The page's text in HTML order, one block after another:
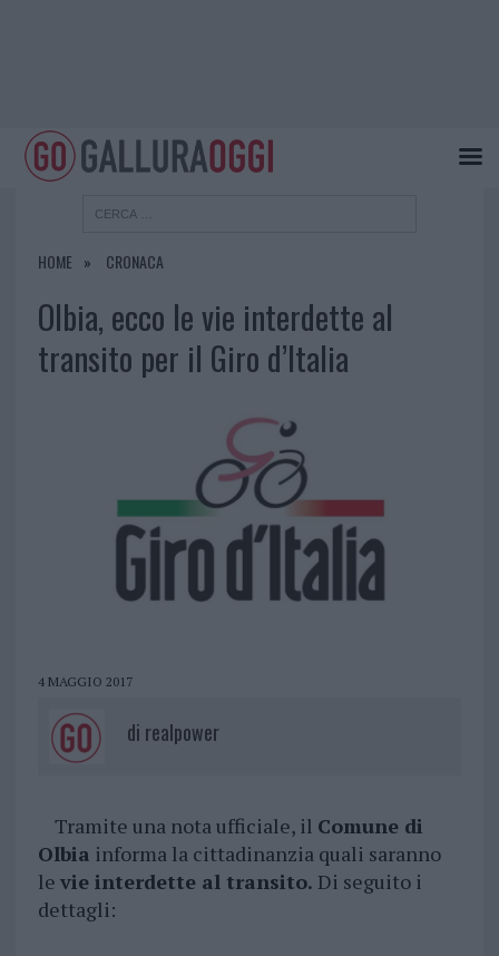
HOME CRONACA
Olbia, ecco le vie interdette al
transito per il Giro d’Italia
4 MAGGIO 2017
di realpower
Tramite una nota ufficiale, il Comune di
Olbia informa la cittadinanzia quali saranno
le vie interdette al transito. Di seguito i
dettagli: